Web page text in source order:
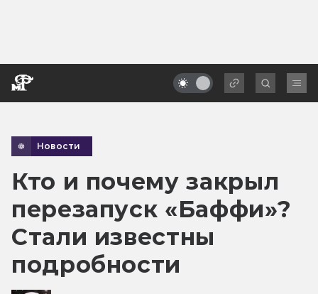
Новости
Кто и почему закрыл
перезапуск «Баффи»?
Стали известны
подробности